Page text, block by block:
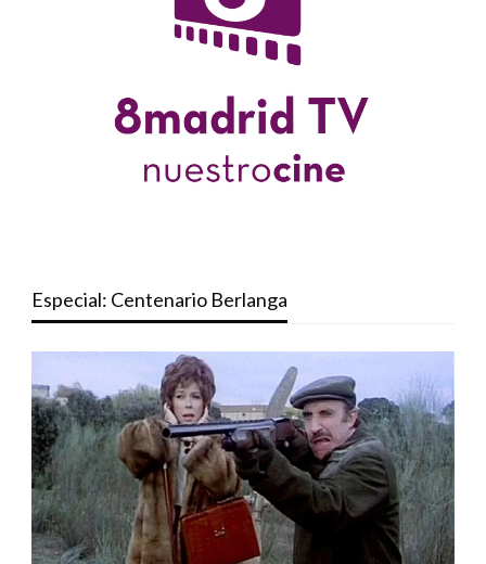
Especial: Centenario Berlanga